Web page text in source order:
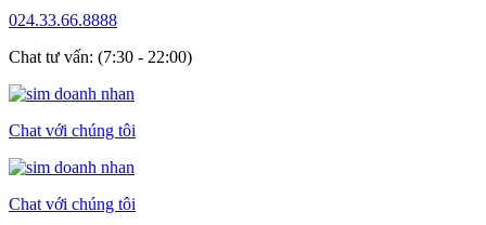
024.33.66.8888
Chat tư vấn: (7:30 - 22:00)
Chat với chúng tôi
Chat với chúng tôi